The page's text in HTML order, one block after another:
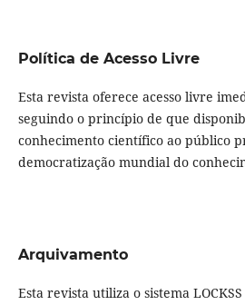
Política de Acesso Livre
Esta revista oferece acesso livre
seguindo o princípio de que
conhecimento científico ao público
democratização mundial do
Arquivamento
Esta revista utiliza o sistema